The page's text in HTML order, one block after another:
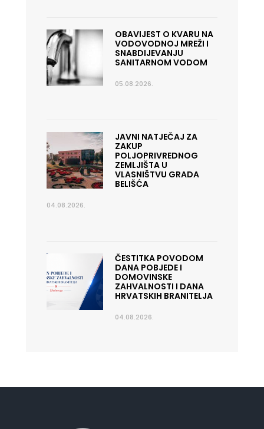
OBAVIJEST O KVARU NA
VODOVODNOJ MREŽI I
SNABDIJEVANJU
SANITARNOM VODOM
05.08.2026.
JAVNI NATJEČAJ ZA
ZAKUP
POLJOPRIVREDNOG
ZEMLJIŠTA U
VLASNIŠTVU GRADA
BELIŠĆA
04.08.2026.
ČESTITKA POVODOM
DANA POBJEDE I
DOMOVINSKE
ZAHVALNOSTI I DANA
HRVATSKIH BRANITELJA
04.08.2026.